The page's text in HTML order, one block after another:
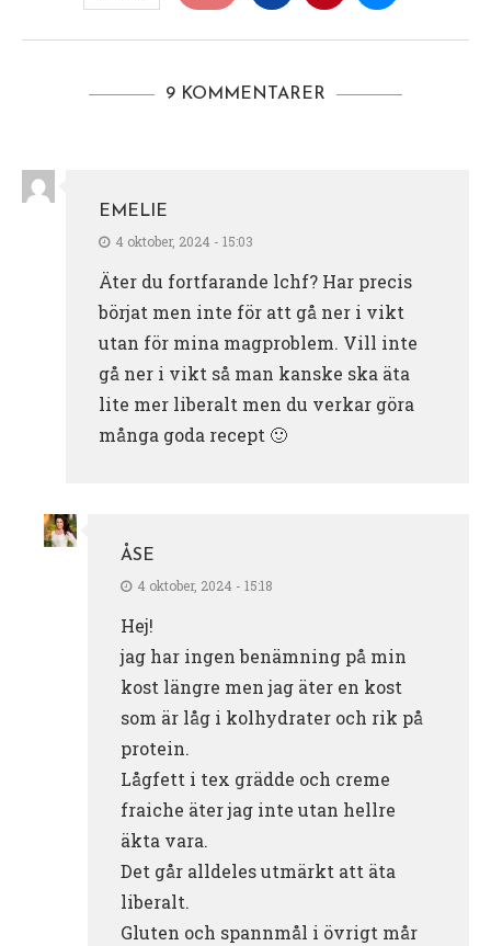
9 KOMMENTARER
EMELIE
4 oktober, 2024 - 15:03
Äter du fortfarande lchf? Har precis
börjat men inte för att gå ner i vikt
utan för mina magproblem. Vill inte
gå ner i vikt så man kanske ska äta
lite mer liberalt men du verkar göra
många goda recept 🙂
ÅSE
4 oktober, 2024 - 15:18
Hej!
jag har ingen benämning på min
kost längre men jag äter en kost
som är låg i kolhydrater och rik på
protein.
Lågfett i tex grädde och creme
fraiche äter jag inte utan hellre
äkta vara.
Det går alldeles utmärkt att äta
liberalt.
Gluten och spannmål i övrigt mår